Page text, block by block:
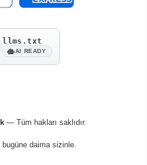
llms.txt
AI READY
— Tüm hakları saklıdır.
bugüne daima sizinle.